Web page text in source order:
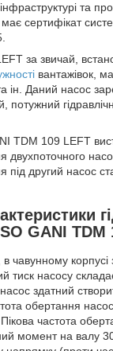
інфраструктурі та
має сертифікат
за звичай,
вантажівок,
ін. Даний насос
потужний
TDM 109 LEFT
двухпоточного
під другий насос
GANI TDM
чавунному
тиск насосу
здатний
обертання
частота
момент на валу